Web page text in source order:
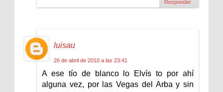
Responder
luisau
26 de abril de 2010 a las 23:41
A ese tío de blanco lo Elvís to por ahí
alguna vez, por las Vegas del Arba y sin